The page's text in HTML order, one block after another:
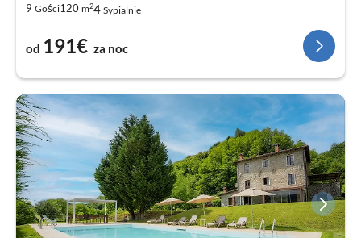
9 Gości120 m24 Sypialnie
od 191€ za noc